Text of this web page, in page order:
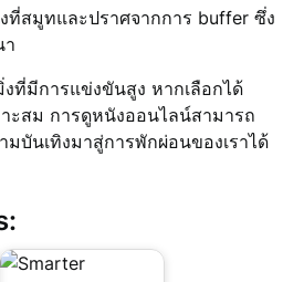
สมูทและปราศจากการ buffer ซึ่ง
า
ที่มีการแข่งขันสูง หากเลือกได้
ะสม การดูหนังออนไลน์สามารถ
บันเทิงมาสู่การพักผ่อนของเราได้